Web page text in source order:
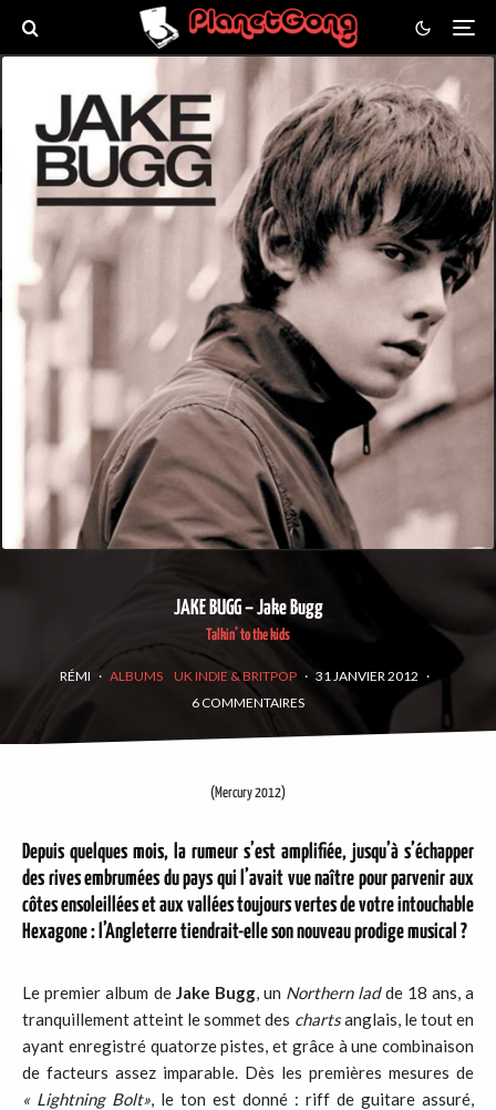
JAKE BUGG – Jake Bugg
Talkin’ to the kids
RÉMI · ALBUMS UK INDIE & BRITPOP · 31 JANVIER 2012 ·
6 COMMENTAIRES
(Mercury 2012)
Depuis quelques mois, la rumeur s’est amplifiée, jusqu’à s’échapper
des rives embrumées du pays qui l’avait vue naître pour parvenir aux
côtes ensoleillées et aux vallées toujours vertes de votre intouchable
Hexagone : l’Angleterre tiendrait-elle son nouveau prodige musical ?
Le premier album de Jake Bugg, un Northern ladde 18 ans, a
tranquillement atteint le sommet des chartsanglais, le tout en
ayant enregistré quatorze pistes, et grâce à une combinaison
de facteurs assez imparable. Dès les premières mesures de
« Lightning Bolt», le ton est donné : riff de guitare assuré,